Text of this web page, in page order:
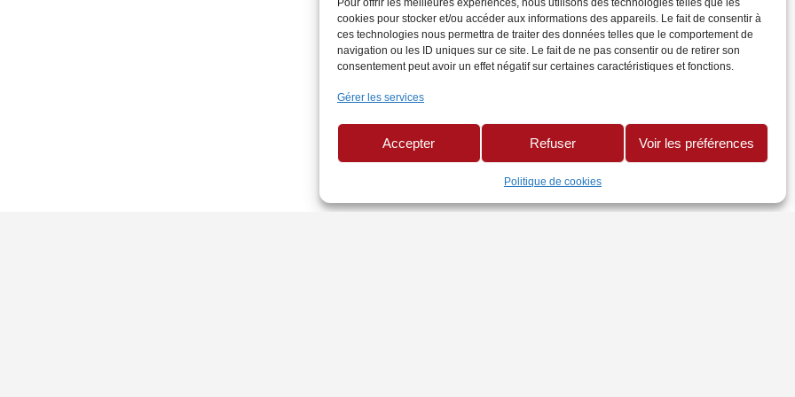
Pour offrir les meilleures expériences, nous utilisons des technologies telles que les
cookies pour stocker et/ou accéder aux informations des appareils. Le fait de consentir à
ces technologies nous permettra de traiter des données telles que le comportement de
navigation ou les ID uniques sur ce site. Le fait de ne pas consentir ou de retirer son
consentement peut avoir un effet négatif sur certaines caractéristiques et fonctions.
Gérer les services
Accepter Refuser Voir les préférences
Politique de cookies